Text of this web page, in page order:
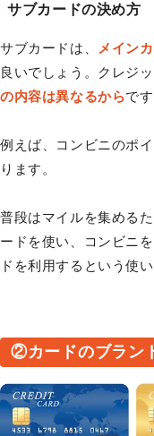
サブカードの決め方
サブカードは、 メイン
良いでしょう。クレジ
の内容は異なるからです
例えば、コンビニのポ
ります。
普段はマイルを集める
ードを使い、コンビニ
ドを利用するという使
②カードのブラン